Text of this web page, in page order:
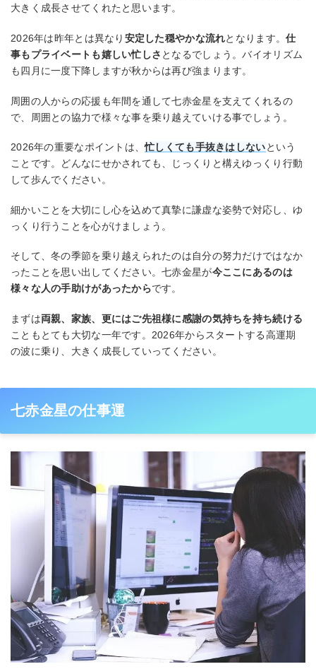
大きく成長させてくれたと思います。
2026年は昨年とは異なり 安定した穏やかな流れとなります。仕
事もプライベートも嬉しい忙しさ となるでしょう。バイオリズム
も四月に一度下降しますが秋からは再び強まります。
周囲の人からの応援も年間を通して七赤金星を支えてくれるの
で、周囲との協力で様々な事を乗り越えていける事でしょう。
2026年の重要なポイントは、忙しくても手抜きはしないという
ことです。どんなにせかされても、じっくりと構えゆっくり行動
して歩んでください。
細かいことを大切にし心を込めて真摯に謙虚な姿勢で対応し、ゆ
っくり行うことを心がけましょう。
そして、冬の季節を乗り越えられたのは自分の努力だけではなか
ったことを思い出してください。七赤金星が今ここにあるのは
様々な人の手助けがあったからです。
まずは両親、家族、更にはご先祖様に感謝の気持ちを持ち続ける
こともとても大切な一年です。2026年からスタートする高運期
の波に乗り、大きく成長していってください。
七赤金星の仕事運